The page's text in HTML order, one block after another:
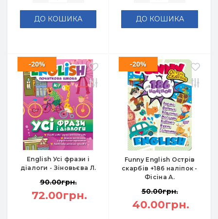
ДО КОШИКА ДО КОШИКА
English Усі фрази і
діалоги - Зіновьєва Л.
-20%
90.00грн.
72.00грн.
Funny English Острів
скарбів +186 наліпок -
Фісіна А.
-20%
50.00грн.
40.00грн.